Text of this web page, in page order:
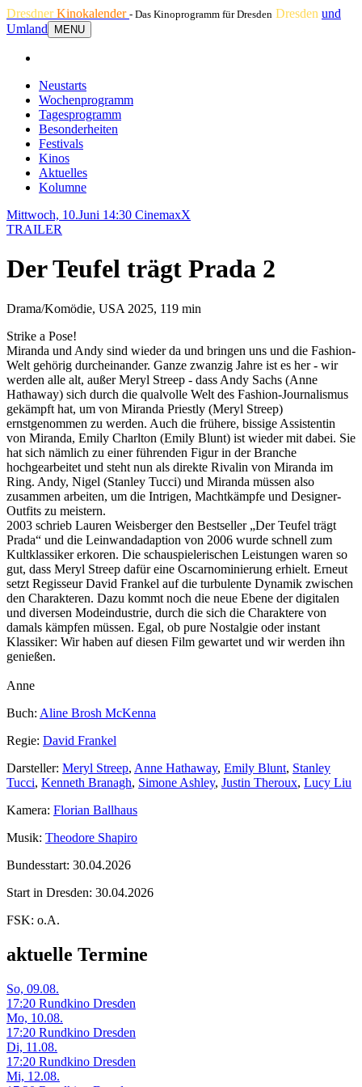
DresdnerKinokalender - Das Kinoprogramm für Dresden Dresden und
Umland
MENU
Neustarts
Wochenprogramm
Tagesprogramm
Besonderheiten
Festivals
Kinos
Aktuelles
Kolumne
Mittwoch, 10.Juni 14:30 CinemaxX
TRAILER
Der Teufel trägt Prada 2
Drama/Komödie, USA 2025, 119 min
Strike a Pose!
Miranda und Andy sind wieder da und bringen uns und die Fashion-
Welt gehörig durcheinander. Ganze zwanzig Jahre ist es her - wir
werden alle alt, außer Meryl Streep - dass Andy Sachs (Anne
Hathaway) sich durch die qualvolle Welt des Fashion-Journalismus
gekämpft hat, um von Miranda Priestly (Meryl Streep)
ernstgenommen zu werden. Auch die frühere, bissige Assistentin
von Miranda, Emily Charlton (Emily Blunt) ist wieder mit dabei. Sie
hat sich nämlich zu einer führenden Figur in der Branche
hochgearbeitet und steht nun als direkte Rivalin von Miranda im
Ring. Andy, Nigel (Stanley Tucci) und Miranda müssen also
zusammen arbeiten, um die Intrigen, Machtkämpfe und Designer-
Outfits zu meistern.
2003 schrieb Lauren Weisberger den Bestseller „Der Teufel trägt
Prada“ und die Leinwandadaption von 2006 wurde schnell zum
Kultklassiker erkoren. Die schauspielerischen Leistungen waren so
gut, dass Meryl Streep dafür eine Oscarnominierung erhielt. Erneut
setzt Regisseur David Frankel auf die turbulente Dynamik zwischen
den Charakteren. Dazu kommt noch die neue Ebene der digitalen
und diversen Modeindustrie, durch die sich die Charaktere von
damals kämpfen müssen. Egal, ob pure Nostalgie oder instant
Klassiker: Wir haben auf diesen Film gewartet und wir werden ihn
genießen.
Anne
Buch: Aline Brosh McKenna
Regie: David Frankel
Darsteller: Meryl Streep, Anne Hathaway, Emily Blunt, Stanley
Tucci, Kenneth Branagh, Simone Ashley, Justin Theroux, Lucy Liu
Kamera: Florian Ballhaus
Musik: Theodore Shapiro
Bundesstart: 30.04.2026
Start in Dresden: 30.04.2026
FSK: o.A.
aktuelle Termine
So, 09.08.
17:20 Rundkino Dresden
Mo, 10.08.
17:20 Rundkino Dresden
Di, 11.08.
17:20 Rundkino Dresden
Mi, 12.08.